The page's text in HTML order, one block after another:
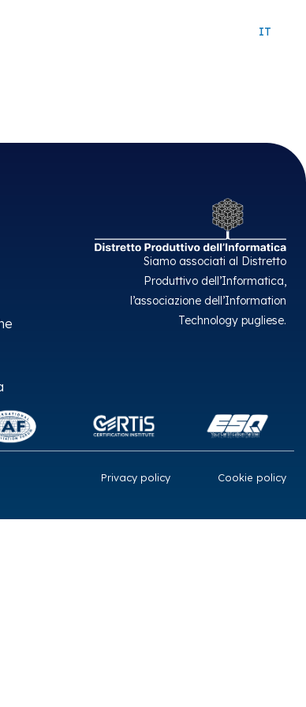
IT
Siamo associati al Distretto
Produttivo dell’Informatica,
l’associazione dell’Information
Technology pugliese.
Privacy policy Cookie policy